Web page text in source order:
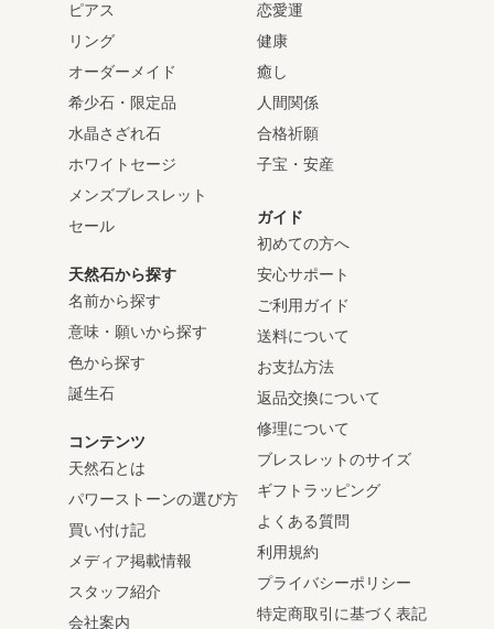
ピアス
リング
オーダーメイド
希少石・限定品
水晶さざれ石
ホワイトセージ
メンズブレスレット
セール
恋愛運
健康
癒し
人間関係
合格祈願
子宝・安産
天然石から探す
名前から探す
意味・願いから探す
色から探す
誕生石
コンテンツ
天然石とは
パワーストーンの選び方
買い付け記
メディア掲載情報
スタッフ紹介
会社案内
ガイド
初めての方へ
安心サポート
ご利用ガイド
送料について
お支払方法
返品交換について
修理について
ブレスレットのサイズ
ギフトラッピング
よくある質問
利用規約
プライバシーポリシー
特定商取引に基づく表記